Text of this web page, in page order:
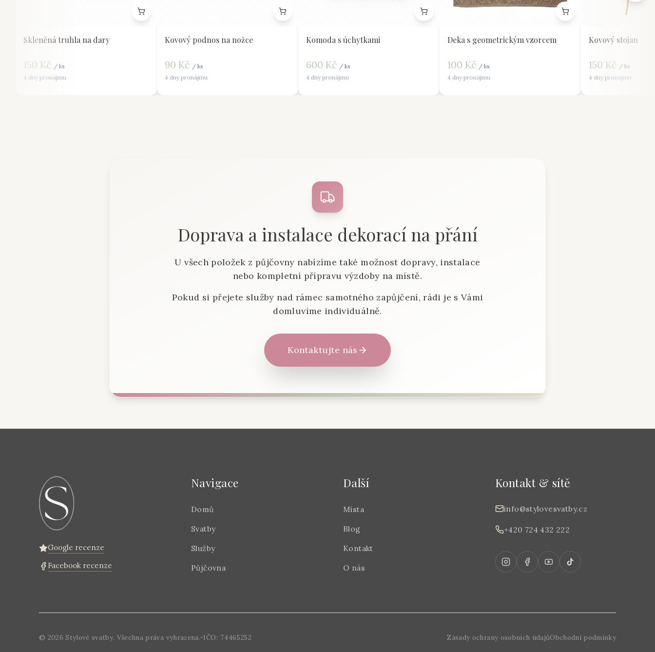
Skleněná truhla na dary
150 Kč / ks
4 dny pronájmu
Kovový podnos na nožce
90 Kč / ks
4 dny pronájmu
Komoda s úchytkami
600 Kč / ks
4 dny pronájmu
Deka s geometrickým vzorcem
100 Kč / ks
4 dny pronájmu
Kovový stojan
150 Kč / ks
4 dny pronájmu
Doprava a instalace dekorací na přání
U všech položek z půjčovny nabízíme také možnost dopravy, instalace
nebo kompletní přípravu výzdoby na místě.
Pokud si přejete služby nad rámec samotného zapůjčení, rádi je s Vámi
domluvíme individuálně.
Kontaktujte nás
Google recenze
Facebook recenze
Navigace
Domů
Svatby
Služby
Půjčovna
Další
Místa
Blog
Kontakt
O nás
Kontakt & sítě
info@stylovesvatby.cz
+420 724 432 222
© 2026 Stylové svatby. Všechna práva vyhrazena.•IČO: 74465252 Zásady ochrany osobních údajůObchodní podmínky